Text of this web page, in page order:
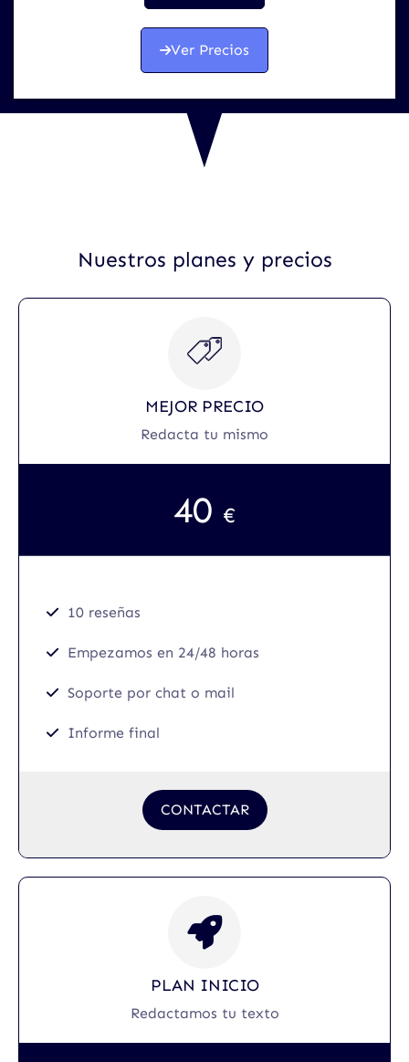
Ver Precios
Nuestros planes y precios
MEJOR PRECIO
Redacta tu mismo
40 €
10 reseñas
Empezamos en 24/48 horas
Soporte por chat o mail
Informe final
CONTACTAR
PLAN INICIO
Redactamos tu texto